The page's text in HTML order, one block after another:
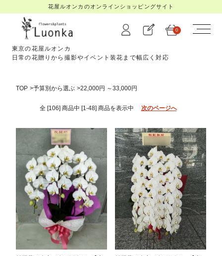
花屋ルオンカのオンラインショッピングサイト
東京の花屋ルオンカ
日常の花贈りから撮影やイベント装花まで幅広く対応
0
TOP >予算別から選ぶ >22,000円 ～33,000円
全 [106] 商品中 [1-48] 商品を表示中 次のページへ